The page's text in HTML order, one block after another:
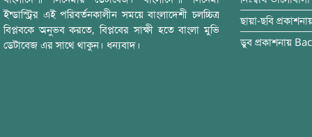
ইন্ডাস্ট্রির এই পরিবর্তনকালীন সময়ে বাংলাদেশী চলচ্চিত্র
বিপ্লবকে অনুভব করতে, বিপ্লবের সাক্ষী হতে বাংলা মুভি
ডেটাবেজ এর সাথে থাকুন। ধন্যবাদ।
ছায়া-ছবি
ডুব প্রকাশনায়